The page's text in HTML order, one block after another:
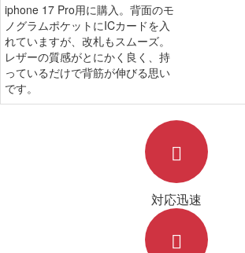
iphone 17 Pro用に購入。背面のモ
ノグラムポケットにICカードを入
れていますが、改札もスムーズ。
レザーの質感がとにかく良く、持
っているだけで背筋が伸びる思い
です。
対応迅速